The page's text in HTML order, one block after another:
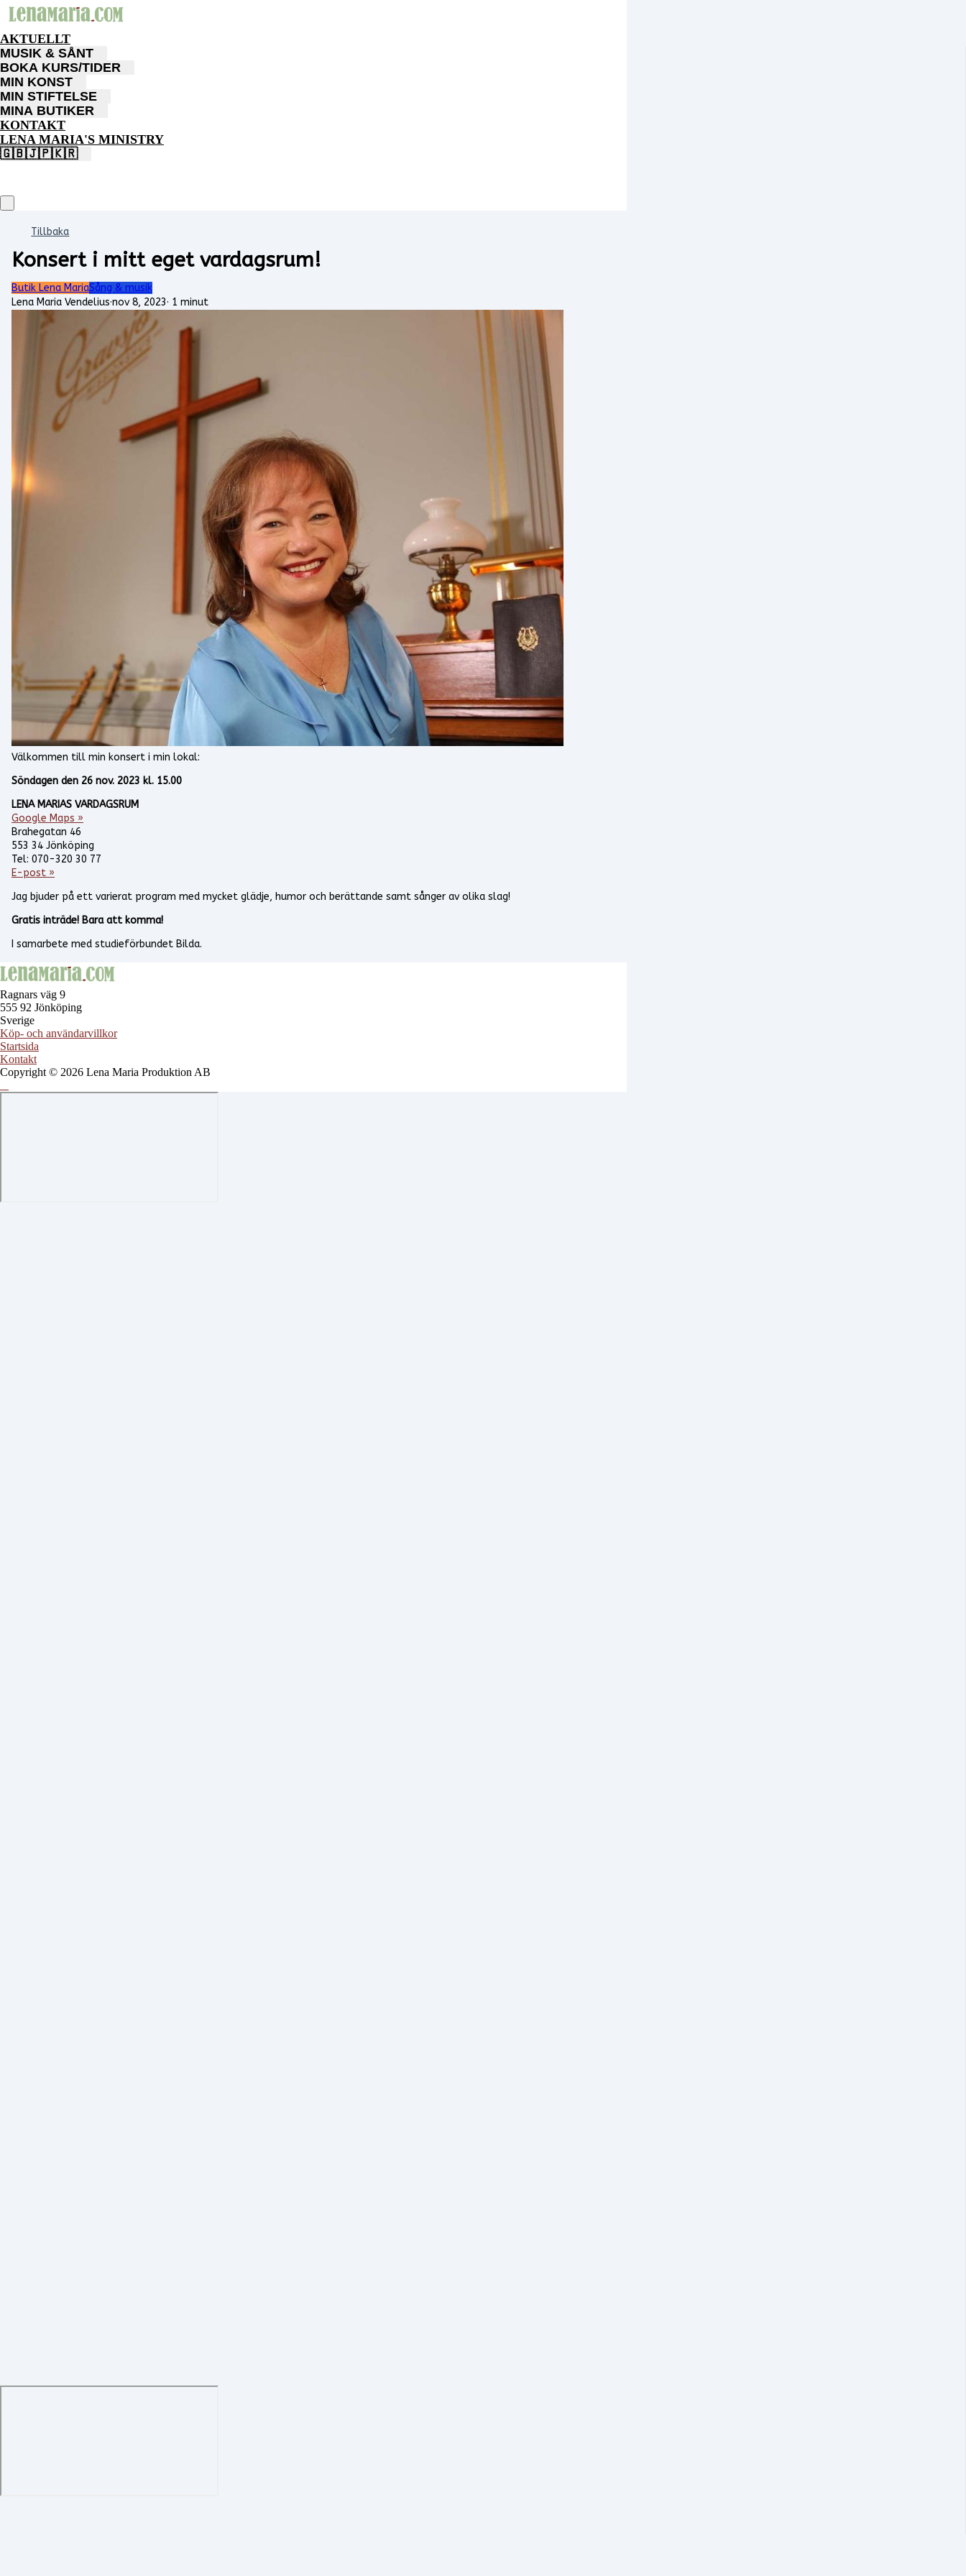
AKTUELLT
MUSIK & SÅNT
BOKA KURS/TIDER
MIN KONST
MIN STIFTELSE
MINA BUTIKER
KONTAKT
LENA MARIA'S MINISTRY
🇬🇧🇯🇵🇰🇷
Tillbaka
Konsert i mitt eget vardagsrum!
Butik Lena MariaSång & musik
Lena Maria Vendelius·nov 8, 2023· 1 minut
Välkommen till min konsert i min lokal:
Söndagen den 26 nov. 2023 kl. 15.00
LENA MARIAS VARDAGSRUM
Google Maps »
Brahegatan 46
553 34 Jönköping
Tel: 070-320 30 77
E-post »
Jag bjuder på ett varierat program med mycket glädje, humor och berättande samt sånger av olika slag!
Gratis inträde! Bara att komma!
I samarbete med studieförbundet Bilda.
Ragnars väg 9
555 92 Jönköping
Sverige
Köp- och användarvillkor
Startsida
Kontakt
Copyright © 2026 Lena Maria Produktion AB